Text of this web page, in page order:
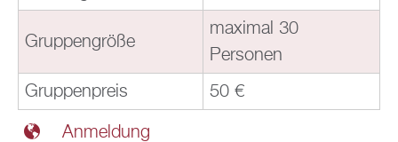
Gruppengröße
maximal 30
Personen
Gruppenpreis 50 €
Anmeldung